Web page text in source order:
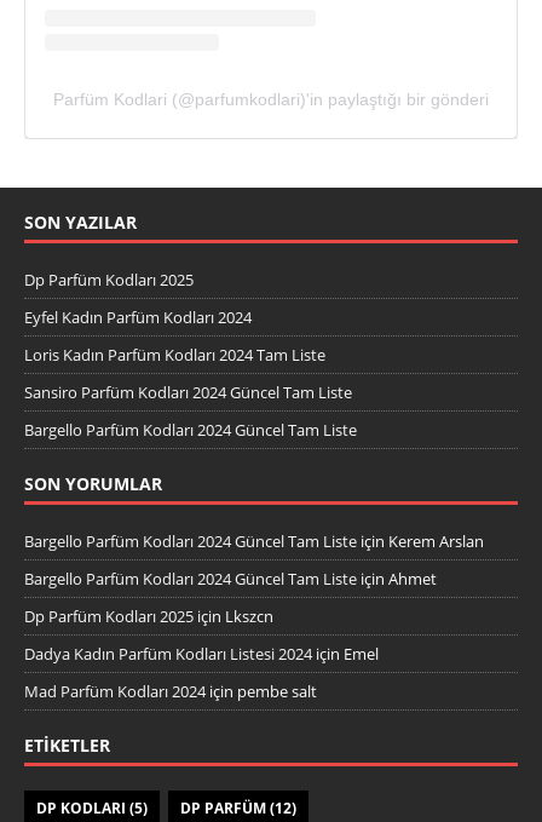
Parfüm Kodlari (@parfumkodlari)'in paylaştığı bir gönderi
SON YAZILAR
Dp Parfüm Kodları 2025
Eyfel Kadın Parfüm Kodları 2024
Loris Kadın Parfüm Kodları 2024 Tam Liste
Sansiro Parfüm Kodları 2024 Güncel Tam Liste
Bargello Parfüm Kodları 2024 Güncel Tam Liste
SON YORUMLAR
Bargello Parfüm Kodları 2024 Güncel Tam Liste için Kerem Arslan
Bargello Parfüm Kodları 2024 Güncel Tam Liste için Ahmet
Dp Parfüm Kodları 2025 için Lkszcn
Dadya Kadın Parfüm Kodları Listesi 2024için Emel
Mad Parfüm Kodları 2024için pembe salt
ETIKETLER
DP KODLARI (5) DP PARFÜM(12)